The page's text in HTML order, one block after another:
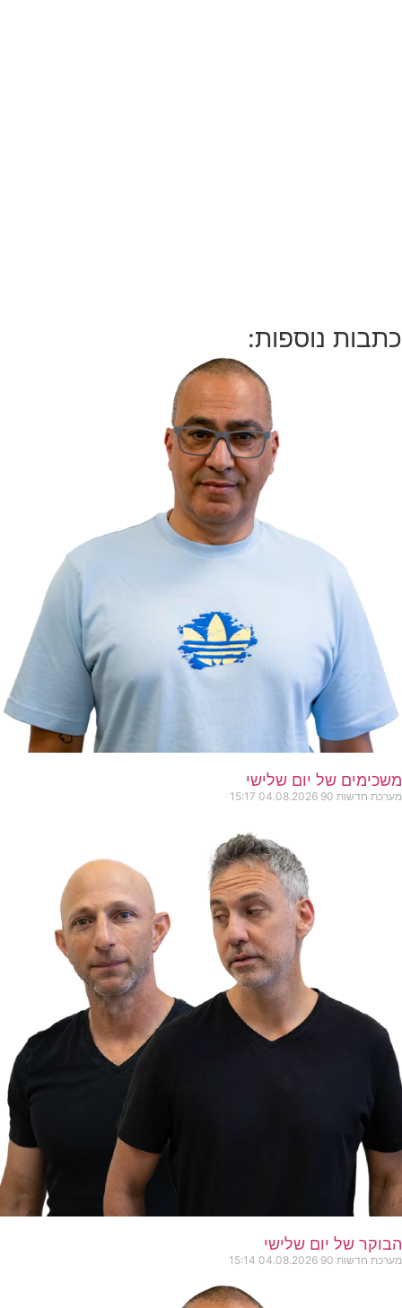
כתבות נוספות:
משכימים של יום שלישי
מערכת חדשות 90 04.08.2026
15:17
הבוקר של יום שלישי
מערכת חדשות 90 04.08.2026
15:14